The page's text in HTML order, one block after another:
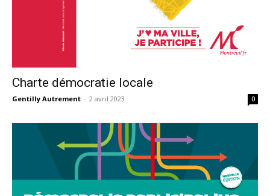
Charte démocratie locale
Gentilly Autrement - 2 avril 2023 0